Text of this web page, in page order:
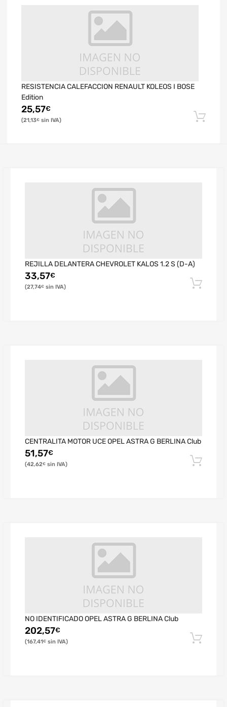
RESISTENCIA CALEFACCION RENAULT KOLEOS I BOSE
Edition
25,57€
21,13€
REJILLA DELANTERA CHEVROLET KALOS 1.2 S (D-A)
33,57€
27,74€
CENTRALITA MOTOR UCE OPEL ASTRA G BERLINA Club
51,57€
42,62€
NO IDENTIFICADO OPEL ASTRA G BERLINA Club
202,57€
167,41€